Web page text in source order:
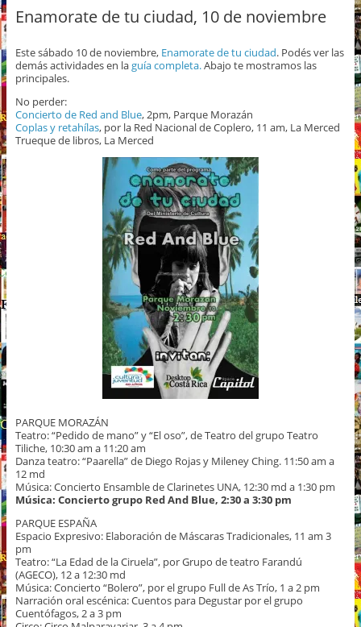
Enamorate de tu ciudad, 10 de noviembre
Este sábado 10 de noviembre, Enamorate de tu ciudad. Podés ver las
demás actividades en laguía completa.Abajo te mostramos las
principales.
No perder:
Concierto de Red and Blue, 2pm, Parque Morazán
Coplas y retahílas, por la Red Nacional de Coplero, 11 am, La Merced
Trueque de libros, La Merced
PARQUE MORAZÁN
Teatro: “Pedido de mano” y “El oso”, de Teatro del grupo Teatro
Tiliche, 10:30 am a 11:20 am
Danza teatro: “Paarella” de Diego Rojas y Mileney Ching. 11:50 am a
12 md
Música: Concierto Ensamble de Clarinetes UNA, 12:30 md a 1:30 pm
Música: Concierto grupo Red And Blue, 2:30 a 3:30 pm
PARQUE ESPAÑA
Espacio Expresivo: Elaboración de Máscaras Tradicionales, 11 am 3
pm
Teatro: “La Edad de la Ciruela”, por Grupo de teatro Farandú
(AGECO), 12 a 12:30 md
Música: Concierto “Bolero”, por el grupo Full de As Trío, 1 a 2 pm
Narración oral escénica: Cuentos para Degustar por el grupo
Cuentófagos, 2 a 3 pm